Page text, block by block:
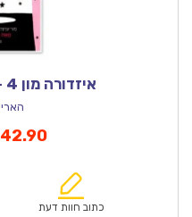
איזדורה מון 4 – הולכת למופע בלט
₪61.00.
42.90המחיר
הוא:
כתוב חוות דעת